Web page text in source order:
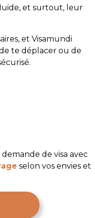
et surtout, leur
et Visamundi
te déplacer ou de
de visa avec
selon vos envies et